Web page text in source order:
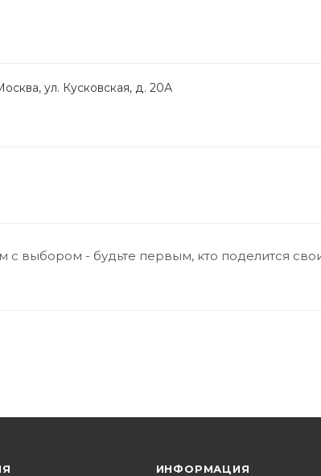
ул. Кусковская, д. 20А
с выбором - будьте первым, кто поделится
ИНФОРМАЦИЯ